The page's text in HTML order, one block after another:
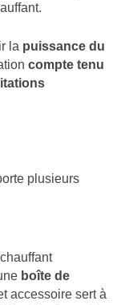
la puissance du
compte tenu
plusieurs
boîte de
accessoire sert à